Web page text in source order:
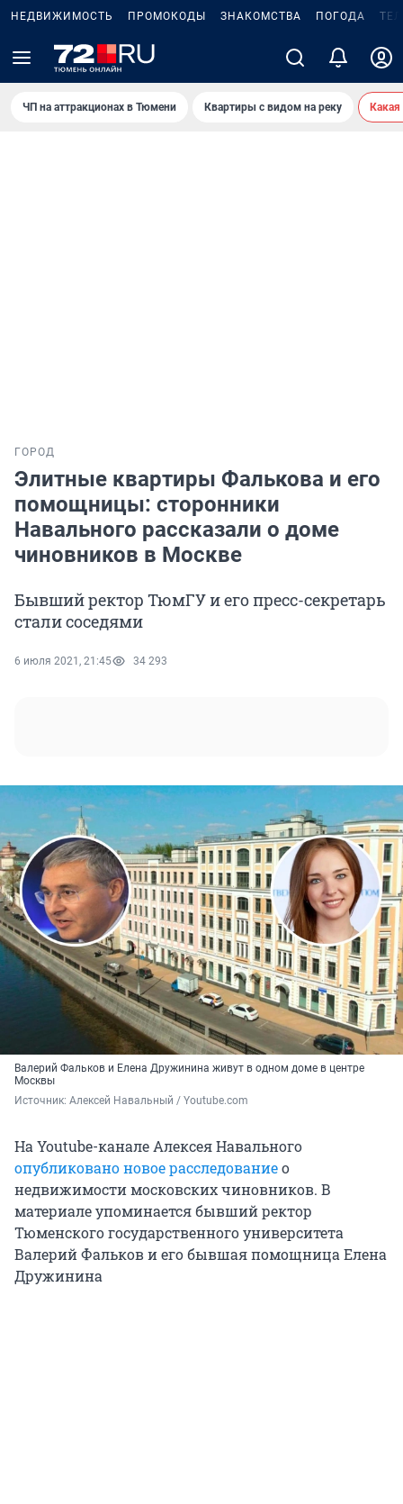
НЕДВИЖИМОСТЬ ПРОМОКОДЫ ЗНАКОМСТВА ПОГОДА
ЧП на аттракционах в Тюмени Квартиры с видом на реку
ГОРОД
Элитные квартиры Фалькова и его
помощницы: сторонники
Навального рассказали о доме
чиновников в Москве
Бывший ректор ТюмГУ и его пресс-секретарь
стали соседями
6 июля 2021, 21:45 34 293
Валерий Фальков и Елена Дружинина живут в одном доме в центре
Москвы
Источник: Алексей Навальный / Youtube.com
На Youtube-канале Алексея Навального
опубликовано новое расследованиео
недвижимости московских чиновников. В
материале упоминается бывший ректор
Тюменского государственного университета
Валерий Фальков и его бывшая помощница Елена
Дружинина